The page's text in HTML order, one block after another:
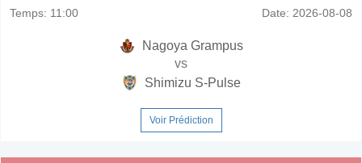
Temps: 11:00 Date: 2026-08-08
Nagoya Grampus
vs
Shimizu S-Pulse
Voir Prédiction